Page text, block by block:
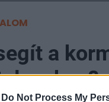
Do Not Process My
a